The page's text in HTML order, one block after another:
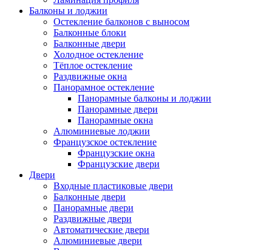
Балконы и лоджии
Остекление балконов с выносом
Балконные блоки
Балконные двери
Холодное остекление
Тёплое остекление
Раздвижные окна
Панорамное остекление
Панорамные балконы и лоджии
Панорамные двери
Панорамные окна
Алюминиевые лоджии
Французское остекление
Французские окна
Французские двери
Двери
Входные пластиковые двери
Балконные двери
Панорамные двери
Раздвижные двери
Автоматические двери
Алюминиевые двери